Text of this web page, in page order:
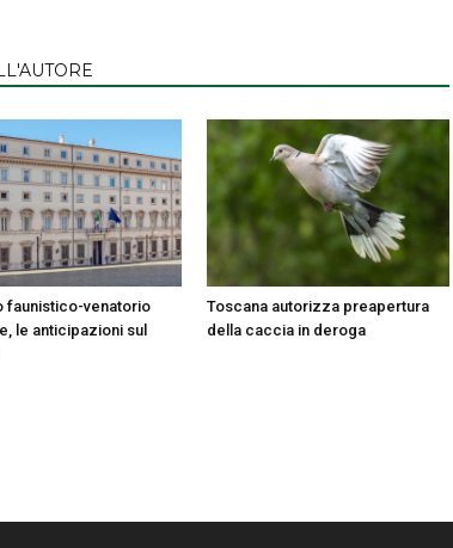
faunistico-venatorio
le anticipazioni sul
Toscana autorizza preapertura
della caccia in deroga